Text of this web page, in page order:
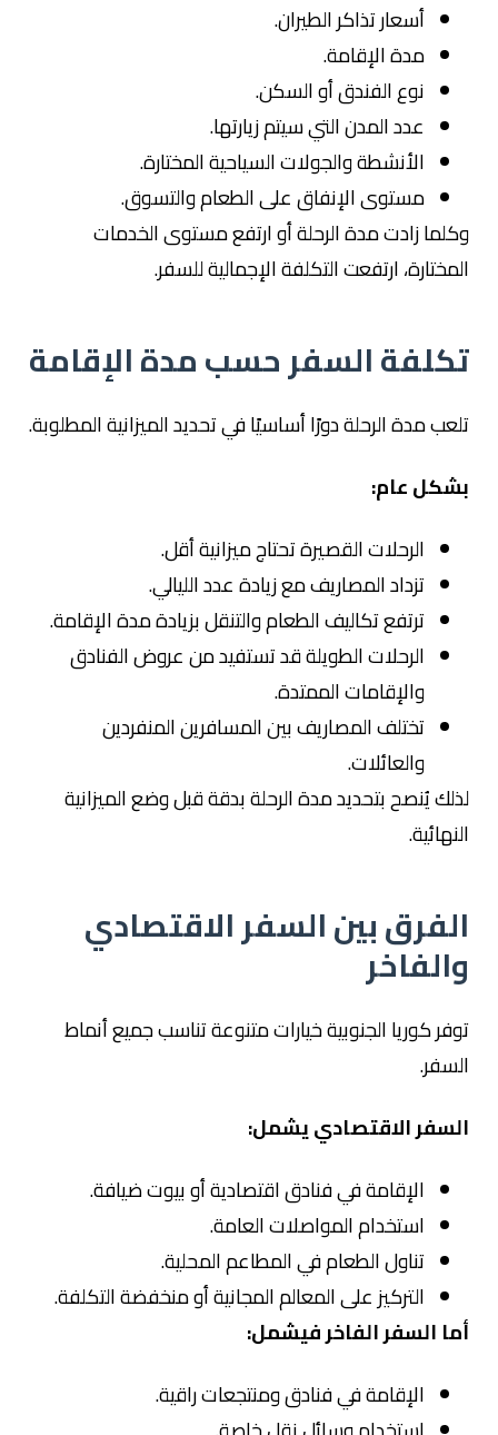
أسعار تذاكر الطيران.
مدة الإقامة.
نوع الفندق أو السكن.
عدد المدن التي سيتم زيارتها.
الأنشطة والجولات السياحية المختارة.
مستوى الإنفاق على الطعام والتسوق.
وكلما زادت مدة الرحلة أو ارتفع مستوى الخدمات
المختارة، ارتفعت التكلفة الإجمالية للسفر.
تكلفة السفر حسب مدة الإقامة
تلعب مدة الرحلة دورًا أساسيًا في تحديد الميزانية المطلوبة.
بشكل عام:
الرحلات القصيرة تحتاج ميزانية أقل.
تزداد المصاريف مع زيادة عدد الليالي.
ترتفع تكاليف الطعام والتنقل بزيادة مدة الإقامة.
الرحلات الطويلة قد تستفيد من عروض الفنادق
والإقامات الممتدة.
تختلف المصاريف بين المسافرين المنفردين
والعائلات.
لذلك يُنصح بتحديد مدة الرحلة بدقة قبل وضع الميزانية
النهائية.
الفرق بين السفر الاقتصادي
والفاخر
توفر كوريا الجنوبية خيارات متنوعة تناسب جميع أنماط
السفر.
السفر الاقتصادي يشمل:
الإقامة في فنادق اقتصادية أو بيوت ضيافة.
استخدام المواصلات العامة.
تناول الطعام في المطاعم المحلية.
التركيز على المعالم المجانية أو منخفضة التكلفة.
أما السفر الفاخر فيشمل:
الإقامة في فنادق ومنتجعات راقية.